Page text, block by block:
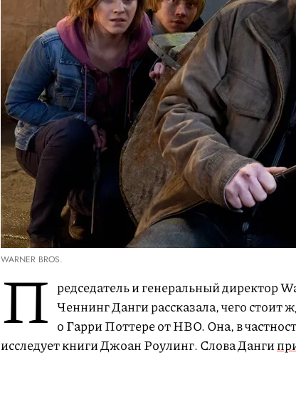
WARNER BROS.
П редседатель и генеральный директор
Ченнинг Данги рассказала, чего стоит
о Гарри Поттере от HBO. Она, в
исследует книги Джоан Роулинг. Слова Данги